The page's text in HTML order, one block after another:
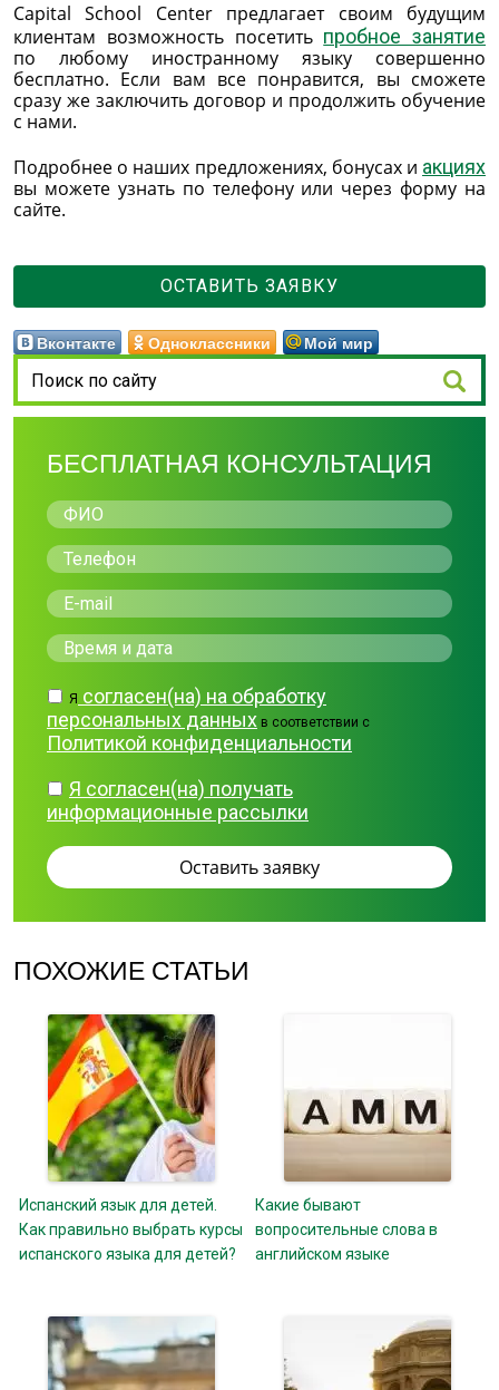
Capital School Center предлагает своим будущим
клиентам возможность посетить пробное занятие
по любому иностранному языку совершенно
бесплатно. Если вам все понравится, вы сможете
сразу же заключить договор и продолжить обучение
с нами.
Подробнее о наших предложениях, бонусах и акциях
вы можете узнать по телефону или через форму на
сайте.
ОСТАВИТЬ ЗАЯВКУ
Вконтакте Одноклассники Мой мир
БЕСПЛАТНАЯ КОНСУЛЬТАЦИЯ
Я согласен(на) на обработку
персональных данных в соответствии с
Политикой конфиденциальности
Я согласен(на) получать
информационные рассылки
ПОХОЖИЕ СТАТЬИ
Испанский язык для детей.
Как правильно выбрать курсы
испанского языка для детей?
Какие бывают
вопросительные слова в
английском языке